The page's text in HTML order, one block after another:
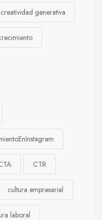
creatividad generativa
CTR
cultura empresarial
laboral